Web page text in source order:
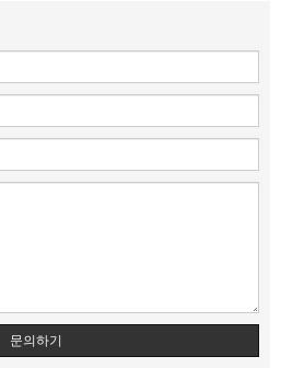
문의하기